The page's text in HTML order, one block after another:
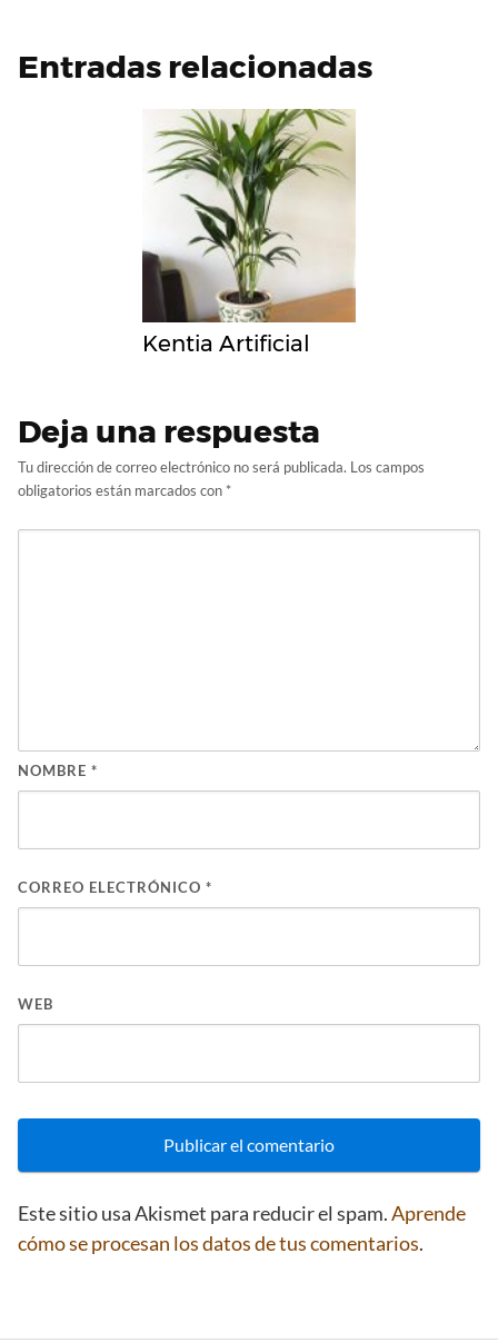
Entradas relacionadas
Kentia Artificial
Deja una respuesta
Tu dirección de correo electrónico no será publicada. Los campos
obligatorios están marcados con *
NOMBRE *
CORREO ELECTRÓNICO *
WEB
Este sitio usa Akismet para reducir el spam.Aprende
cómo se procesan los datos de tus comentarios.